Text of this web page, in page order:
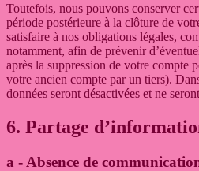
Toutefois, nous pouvons conserver
période postérieure à la clôture de
satisfaire à nos obligations légales,
notamment, afin de prévenir
après la suppression de votre compte
votre ancien compte par un tiers).
données seront désactivées et ne
6. Partage
a - Absence de